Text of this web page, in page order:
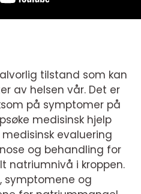
tilstand som kan
av helsen vår. Det er
på symptomer på
medisinsk hjelp
evaluering
og behandling for
natriumnivå i kroppen.
symptomene og